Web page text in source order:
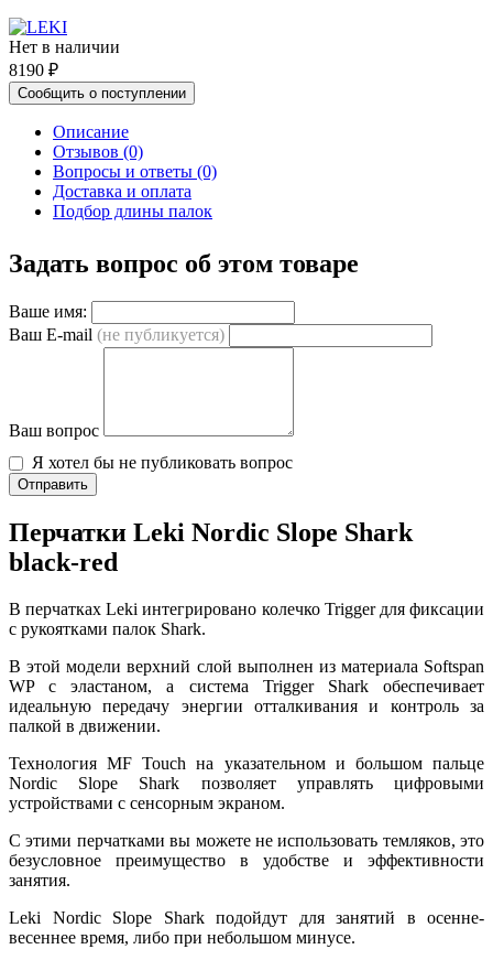
Нет в наличии
8190 ₽
Сообщить о поступлении
Описание
Отзывов (0)
Вопросы и ответы (0)
Доставка и оплата
Подбор длины палок
Задать вопрос об этом товаре
Ваше имя:
Ваш E-mail (не публикуется)
Ваш вопрос
Я хотел бы не публиковать вопрос
Отправить
Перчатки Leki Nordic Slope Shark
black-red
В перчатках Leki интегрировано колечко Trigger для фиксации
с рукоятками палок Shark.
В этой модели верхний слой выполнен из материала Softspan
WP с эластаном, а система Trigger Shark обеспечивает
идеальную передачу энергии отталкивания и контроль за
палкой в движении.
Технология MF Touch на указательном и большом пальце
Nordic Slope Shark позволяет управлять цифровыми
устройствами с сенсорным экраном.
С этими перчатками вы можете не использовать темляков, это
безусловное преимущество в удобстве и эффективности
занятия.
Leki Nordic Slope Shark подойдут для занятий в осенне-
весеннее время, либо при небольшом минусе.